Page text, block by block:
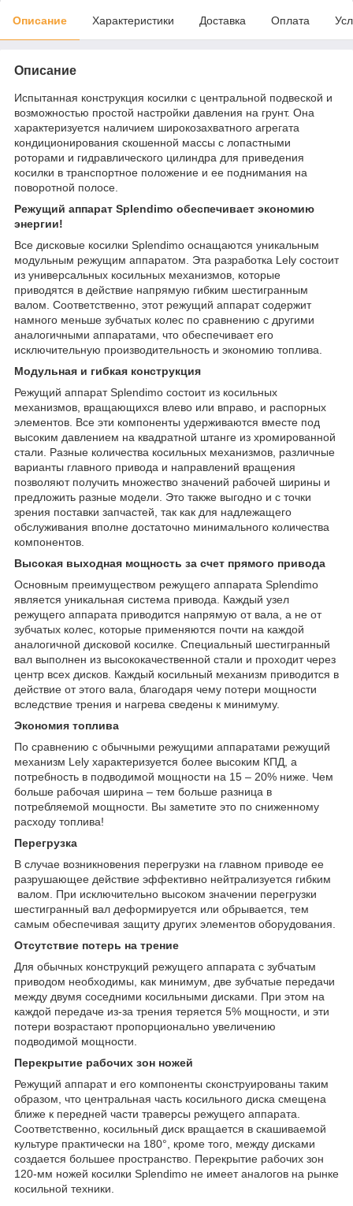
Описание Характеристики Доставка Оплата
Описание
Испытанная конструкция косилки с центральной подвеской и
возможностью простой настройки давления на грунт. Она
характеризуется наличием широкозахватного агрегата
кондиционирования скошенной массы с лопастными
роторами и гидравлического цилиндра для приведения
косилки в транспортное положение и ее поднимания на
поворотной полосе.
Режущий аппарат Splendimo обеспечивает экономию
энергии!
Все дисковые косилки Splendimo оснащаются уникальным
модульным режущим аппаратом. Эта разработка Lely состоит
из универсальных косильных механизмов, которые
приводятся в действие напрямую гибким шестигранным
валом. Соответственно, этот режущий аппарат содержит
намного меньше зубчатых колес по сравнению с другими
аналогичными аппаратами, что обеспечивает его
исключительную производительность и экономию топлива.
Модульная и гибкая конструкция
Режущий аппарат Splendimo состоит из косильных
механизмов, вращающихся влево или вправо, и распорных
элементов. Все эти компоненты удерживаются вместе под
высоким давлением на квадратной штанге из хромированной
стали. Разные количества косильных механизмов, различные
варианты главного привода и направлений вращения
позволяют получить множество значений рабочей ширины и
предложить разные модели. Это также выгодно и с точки
зрения поставки запчастей, так как для надлежащего
обслуживания вполне достаточно минимального количества
компонентов.
Высокая выходная мощность за счет прямого привода
Основным преимуществом режущего аппарата Splendimo
является уникальная система привода. Каждый узел
режущего аппарата приводится напрямую от вала, а не от
зубчатых колес, которые применяются почти на каждой
аналогичной дисковой косилке. Специальный шестигранный
вал выполнен из высококачественной стали и проходит через
центр всех дисков. Каждый косильный механизм приводится в
действие от этого вала, благодаря чему потери мощности
вследствие трения и нагрева сведены к минимуму.
Экономия топлива
По сравнению с обычными режущими аппаратами режущий
механизм Lely характеризуется более высоким КПД, а
потребность в подводимой мощности на 15 – 20% ниже. Чем
больше рабочая ширина – тем больше разница в
потребляемой мощности. Вы заметите это по сниженному
расходу топлива!
Перегрузка
В случае возникновения перегрузки на главном приводе ее
разрушающее действие эффективно нейтрализуется гибким
валом. При исключительно высоком значении перегрузки
шестигранный вал деформируется или обрывается, тем
самым обеспечивая защиту других элементов оборудования.
Отсутствие потерь на трение
Для обычных конструкций режущего аппарата с зубчатым
приводом необходимы, как минимум, две зубчатые передачи
между двумя соседними косильными дисками. При этом на
каждой передаче из-за трения теряется 5% мощности, и эти
потери возрастают пропорционально увеличению
подводимой мощности.
Перекрытие рабочих зон ножей
Режущий аппарат и его компоненты сконструированы таким
образом, что центральная часть косильного диска смещена
ближе к передней части траверсы режущего аппарата.
Соответственно, косильный диск вращается в скашиваемой
культуре практически на 180°, кроме того, между дисками
создается большее пространство. Перекрытие рабочих зон
120-мм ножей косилки Splendimo не имеет аналогов на рынке
косильной техники.